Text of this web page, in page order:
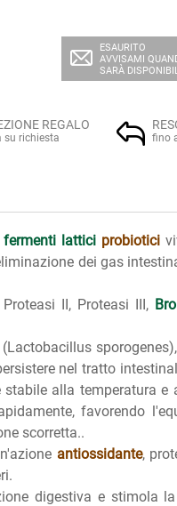
ESAURITO
AVVISAMI
SARÀ
REGALO
su richiesta fino
fermenti lattici probiotici
dei gas
II, Proteasi III,
nel tratto
alla temperatura e
favorendo
scorretta..
antiossidante,
digestiva e stimola